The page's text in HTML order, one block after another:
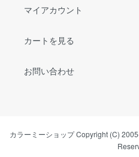
マイアカウント
カートを見る
お問い合わせ
カラーミーショップCopyright (C)